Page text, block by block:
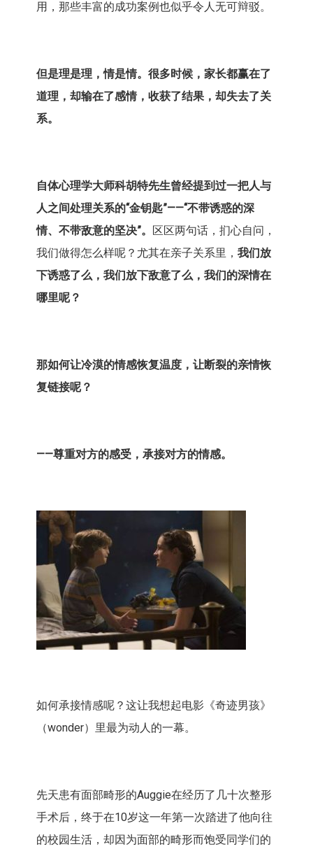
用，那些丰富的成功案例也似乎令人无可辩驳。
但是理是理，情是情。很多时候，家长都赢在了
道理，却输在了感情，收获了结果，却失去了关
系。
自体心理学大师科胡特先生曾经提到过一把人与
人之间处理关系的“金钥匙”——“不带诱惑的深
情、不带敌意的坚决”。 区区两句话，扪心自问，
我们做得怎么样呢？尤其在亲子关系里， 我们放
下诱惑了么，我们放下敌意了么，我们的深情在
哪里呢？
那如何让冷漠的情感恢复温度，让断裂的亲情恢
复链接呢？
——尊重对方的感受，承接对方的情感。
如何承接情感呢？这让我想起电影《奇迹男孩》
（wonder）里最为动人的一幕。
先天患有面部畸形的Auggie在经历了几十次整形
手术后，终于在10岁这一年第一次踏进了他向往
的校园生活，却因为面部的畸形而饱受同学们的